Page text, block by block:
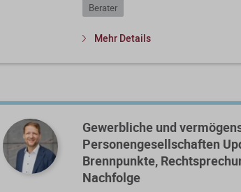
Berater
Mehr Details
Gewerbliche und
Personengesellschaften
Brennpunkte,
Nachfolge